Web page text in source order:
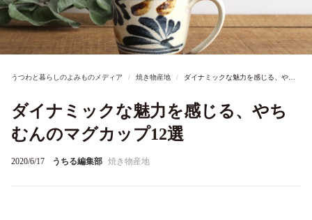
うつわと暮らしのよみものメディア 焼き物産地 ダイナミックな魅力を感じる、やちむんのマグカップ12選
ダイナミックな魅力を感じる、やち
むんのマグカップ12選
2020/6/17 うちる編集部 焼き物産地